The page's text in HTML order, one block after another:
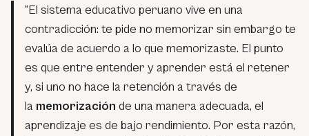
“El sistema educativo peruano vive en una
contradicción: te pide no memorizar sin embargo te
evalúa de acuerdo a lo que memorizaste. El punto
es que entre entender y aprender está el retener
y, si uno no hace la retención a través de
la memorización de una manera adecuada, el
aprendizaje es de bajo rendimiento. Por esta razón,